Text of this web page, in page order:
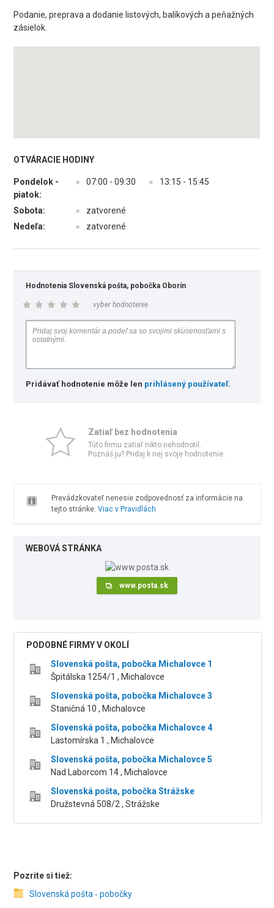
Podanie, preprava a dodanie listových, balíkových a peňažných
zásielok.
OTVÁRACIE HODINY
Pondelok -
piatok:
● 07:00 - 09:30 ● 13:15 - 15:45
Sobota: ●
zatvorené
Nedeľa:
● zatvorené
Hodnotenia Slovenská pošta, pobočka Oborín
vyber hodnotenie
Pridávať hodnotenie môže len prihlásený používateľ.
Zatiaľ bez hodnotenia
Túto firmu zatiaľ nikto nehodnotil.
Poznáš ju? Pridaj k nej svoje hodnotenie.
Prevádzkovateľ nenesie zodpovednosť za informácie na
tejto stránke. Viac v Pravidlách
WEBOVÁ STRÁNKA
www.posta.sk
PODOBNÉ FIRMY V OKOLÍ
Slovenská pošta, pobočka Michalovce 1
Špitálska 1254/1 , Michalovce
Slovenská pošta, pobočka Michalovce 3
Staničná 10 , Michalovce
Slovenská pošta, pobočka Michalovce 4
Lastomírska 1 , Michalovce
Slovenská pošta, pobočka Michalovce 5
Nad Laborcom 14 , Michalovce
Slovenská pošta, pobočka Strážske
Družstevná 508/2 , Strážske
Pozrite si tiež:
Slovenská pošta ‑ pobočky